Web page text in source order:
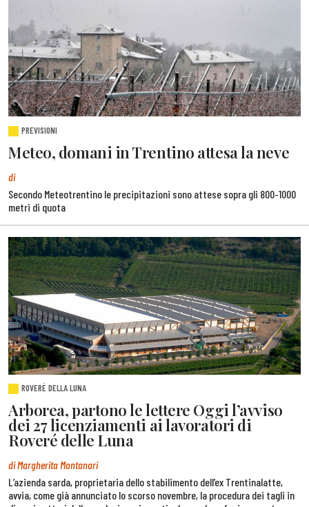
PREVISIONI
Meteo, domani in Trentino attesa la neve
di
Secondo Meteotrentino le precipitazioni sono attese sopra gli 800-1000
metri di quota
ROVERÉ DELLA LUNA
Arborea, partono le lettere Oggi l’avviso
dei 27 licenziamenti ai lavoratori di
Roveré delle Luna
di Margherita Montanari
L’azienda sarda, proprietaria dello stabilimento dell’ex Trentinalatte,
avvia, come già annunciato lo scorso novembre, la procedura dei tagli in